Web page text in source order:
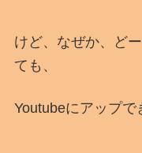
けど、なぜか、ど
ても、
Youtubeにアップで